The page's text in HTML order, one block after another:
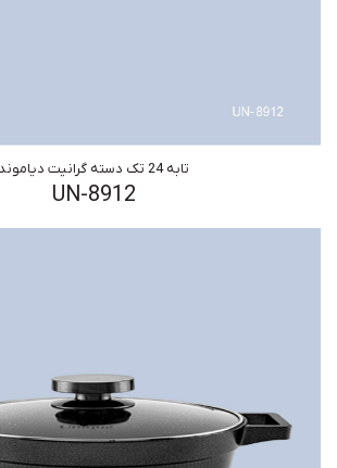
تابه 24 تک دسته گرانیت دیاموند
UN-8912